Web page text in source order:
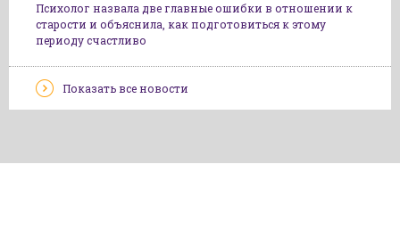
Психолог назвала две главные ошибки в отношении к
старости и объяснила, как подготовиться к этому
периоду счастливо
Показать все новости